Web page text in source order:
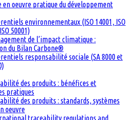
en oeuvre pratique du développement
environnementaux (ISO 14001, ISO
50001)
de l’impact climatique :
du Bilan Carbone®
responsabilité sociale (SA 8000 et
des produits : bénéfices et
pratiques
des produits : standards, systèmes
oeuvre
traceability regulations and